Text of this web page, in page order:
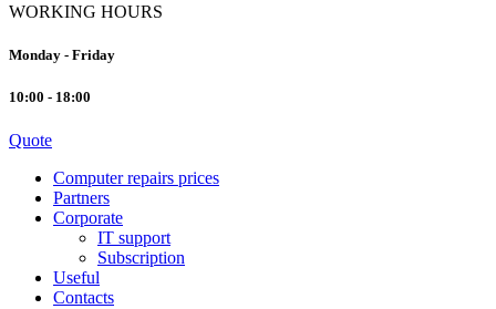
WORKING HOURS
Monday - Friday
10:00 - 18:00
Quote
Computer repairs prices
Partners
Corporate
IT support
Subscription
Useful
Contacts